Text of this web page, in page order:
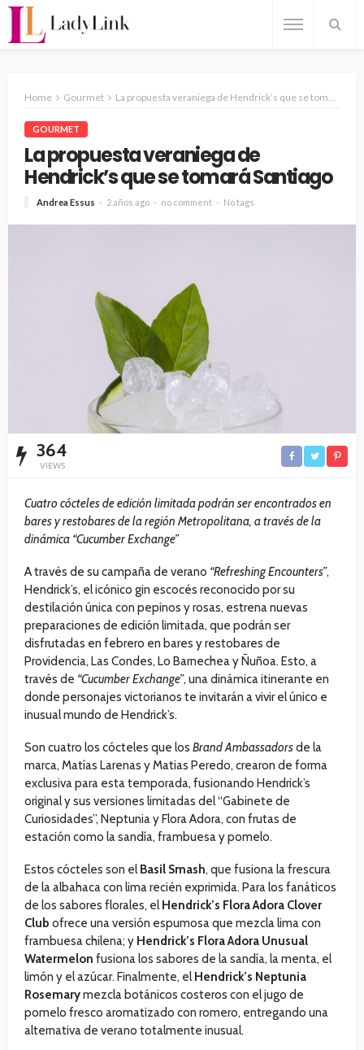
Home Gourmet La propuesta veraniega de Hendrick’s que se tomará Santiago
GOURMET
La propuesta veraniega de
Hendrick’s que se tomará Santiago
Andrea Essus 2 años ago no comment No tags
364
VIEWS
Cuatro cócteles de edición limitada podrán ser encontrados en
bares y restobares de la región Metropolitana, a través de la
dinámica “Cucumber Exchange”
A través de su campaña de verano “Refreshing Encounters”,
Hendrick’s, el icónico gin escocés reconocido por su
destilación única con pepinos y rosas, estrena nuevas
preparaciones de edición limitada, que podrán ser
disfrutadas en febrero en bares y restobares de
Providencia, Las Condes, Lo Barnechea y Ñuñoa. Esto, a
través de “Cucumber Exchange”, una dinámica itinerante en
donde personajes victorianos te invitarán a vivir el único e
inusual mundo de Hendrick’s.
Son cuatro los cócteles que los Brand Ambassadorsde la
marca, Matías Larenas y Matias Peredo, crearon de forma
exclusiva para esta temporada, fusionando Hendrick’s
original y sus versiones limitadas del “Gabinete de
Curiosidades”, Neptunia y Flora Adora, con frutas de
estación como la sandía, frambuesa y pomelo.
Estos cócteles son elBasil Smash, que fusiona la frescura
de la albahaca con lima recién exprimida. Para los fanáticos
de los sabores florales, elHendrick’s Flora Adora Clover
Club ofrece una versión espumosa que mezcla lima con
frambuesa chilena; y Hendrick’s Flora Adora Unusual
Watermelon fusiona los sabores de la sandía, la menta, el
limón y el azúcar. Finalmente, elHendrick’s Neptunia
Rosemarymezcla botánicos costeros con el jugo de
pomelo fresco aromatizado con romero, entregando una
alternativa de verano totalmente inusual.